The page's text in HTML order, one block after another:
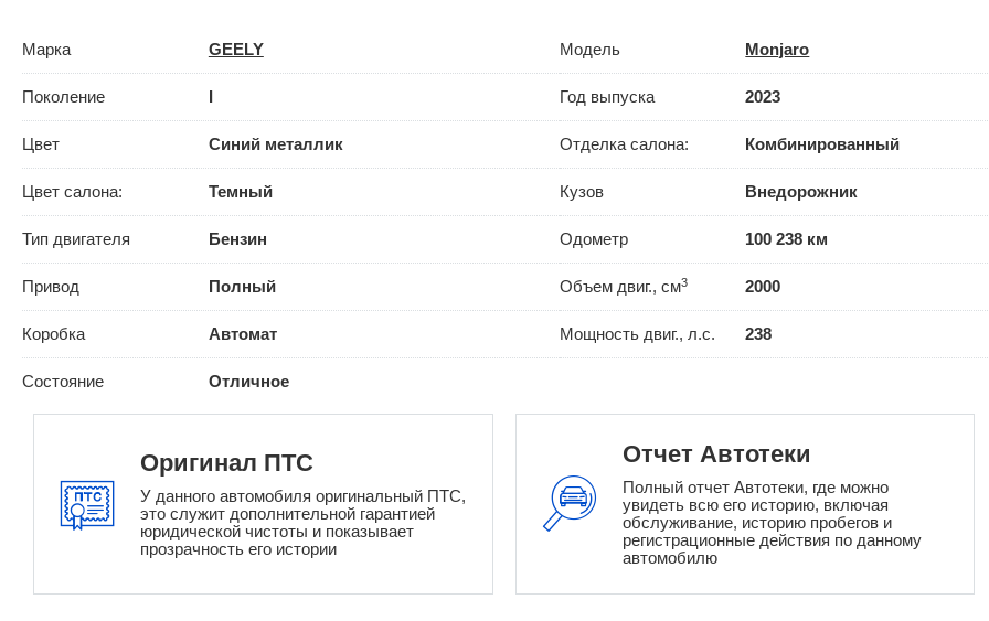
Марка GEELY Модель Monjaro
Поколение I Год выпуска 2023
Цвет Синий металлик Отделка салона: Комбинированный
Цвет салона: Темный Кузов Внедорожник
Тип двигателя Бензин Одометр 100 238 км
Привод Полный Объем двиг., см3 2000
Коробка Автомат Мощность двиг., л.с. 238
Состояние Отличное
Оригинал ПТС
У данного автомобиля оригинальный ПТС,
это служит дополнительной гарантией
юридической чистоты и показывает
прозрачность его истории
Отчет Автотеки
Полный отчет Автотеки, где можно
увидеть всю его историю, включая
обслуживание, историю пробегов и
регистрационные действия по данному
автомобилю